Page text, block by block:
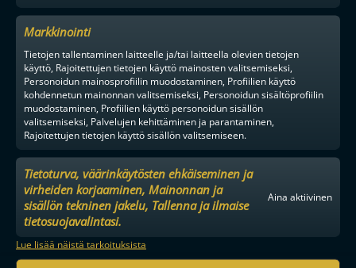
Markkinointi
Tietojen tallentaminen laitteelle ja/tai laitteella olevien tietojen
käyttö, Rajoitettujen tietojen käyttö mainosten valitsemiseksi,
Personoidun mainosprofiilin muodostaminen, Profiilien käyttö
kohdennetun mainonnan valitsemiseksi, Personoidun sisältöprofiilin
muodostaminen, Profiilien käyttö personoidun sisällön
valitsemiseksi, Palvelujen kehittäminen ja parantaminen,
Rajoitettujen tietojen käyttö sisällön valitsemiseen.
Tietoturva, väärinkäytösten ehkäiseminen ja
virheiden korjaaminen, Mainonnan ja
sisällön tekninen jakelu, Tallenna ja ilmaise
tietosuojavalintasi.
Aina aktiivinen
Lue lisää näistä tarkoituksista